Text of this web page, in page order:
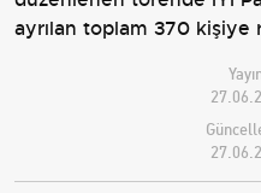
ayrılan toplam 370 kişiye